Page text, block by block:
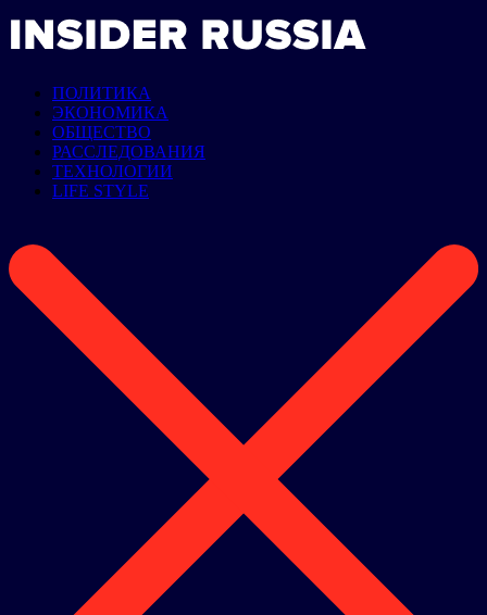
ПОЛИТИКА
ЭКОНОМИКА
ОБЩЕСТВО
РАССЛЕДОВАНИЯ
ТЕХНОЛОГИИ
LIFE STYLE